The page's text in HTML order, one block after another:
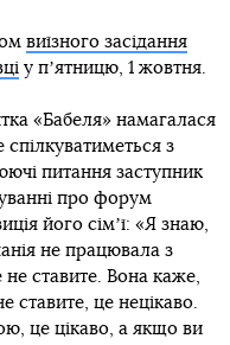
виїзного засідання
у пʼятницю, 1 жовтня.
«Бабеля» намагалася
з
питання заступник
про форум
його сімʼї: «Я знаю,
не працювала з
ставите. Вона каже,
це нецікаво.
це цікаво, а якщо ви